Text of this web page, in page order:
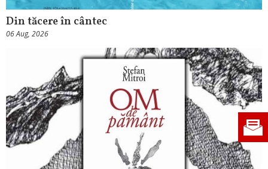
Din tăcere în cântec
06 Aug, 2026